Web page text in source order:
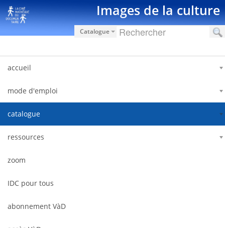
Pular para o conteúdo Images de la culture
Catalogue
accueil
mode d'emploi
catalogue
ressources
zoom
IDC pour tous
abonnement VàD